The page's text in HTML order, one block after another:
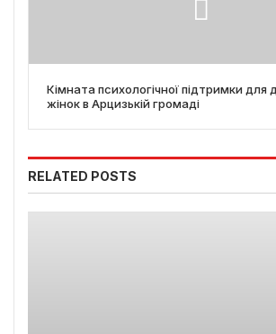
Кімната психологічної підтримки для
жінок в Арцизькій громаді
RELATED POSTS